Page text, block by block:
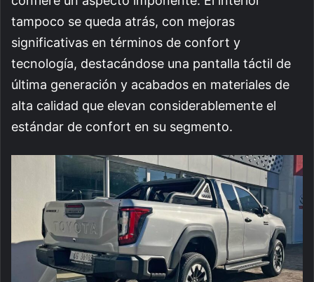
tampoco se queda atrás, con mejoras
significativas en términos de confort y
tecnología, destacándose una pantalla táctil de
última generación y acabados en materiales de
alta calidad que elevan considerablemente el
estándar de confort en su segmento.